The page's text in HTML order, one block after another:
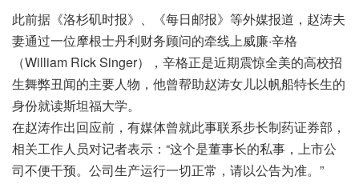
此前据《洛杉矶时报》、《每日邮报》等外媒报道，赵涛夫
妻通过一位摩根士丹利财务顾问的牵线上威廉·辛格
（William Rick Singer），辛格正是近期震惊全美的高校招
生舞弊丑闻的主要人物，他曾帮助赵涛女儿以帆船特长生的
身份就读斯坦福大学。
在赵涛作出回应前，有媒体曾就此事联系步长制药证券部，
相关工作人员对记者表示：“这个是董事长的私事，上市公
司不便干预。公司生产运行一切正常，请以公告为准。”